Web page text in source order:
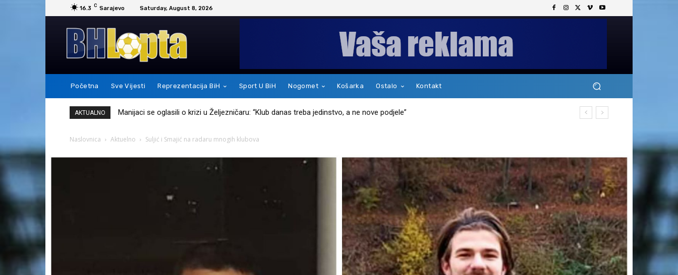
16.3 C Sarajevo Saturday, August 8, 2026
Početna Sve Vijesti Reprezentacija BiH Sport U BiH Nogomet Košarka Ostalo Kontakt
AKTUALNO Messi je ovim potezom pokazao kakav je zapravo čovjek
Naslovnica Aktuelno Suljić i Smajić na radaru mnogih klubova